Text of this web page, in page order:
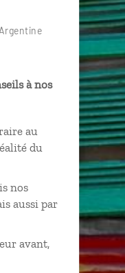
à nos
au
du
nos
aussi par
avant,